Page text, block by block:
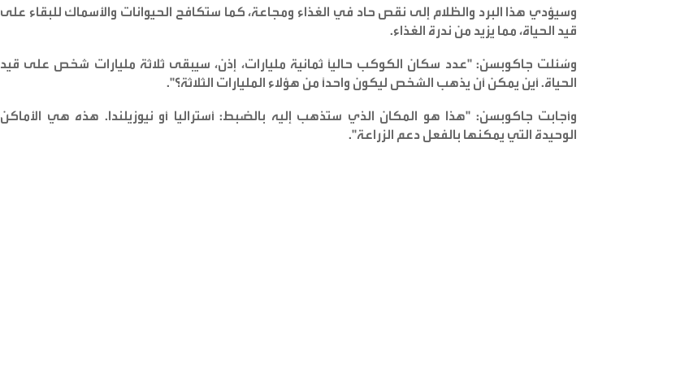
وسيؤدي هذا البرد والظلام إلى نقص حاد في الغذاء ومجاعة، كما ستكافح الحيوانات والأسماك للبقاء على
قيد الحياة، مما يزيد من ندرة الغذاء.
وسُئلت جاكوبسن: "عدد سكان الكوكب حالياً ثمانية مليارات، إذن، سيبقى ثلاثة مليارات شخص على قيد
الحياة. أين يمكن أن يذهب الشخص ليكون واحداً من هؤلاء المليارات الثلاثة؟".
وأجابت جاكوبسن: "هذا هو المكان الذي ستذهب إليه بالضبط: أستراليا أو نيوزيلندا. هذه هي الأماكن
الوحيدة التي يمكنها بالفعل دعم الزراعة".